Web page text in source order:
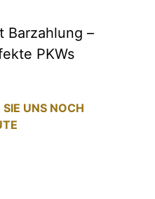
Barzahlung –
PKWs
UNS NOCH